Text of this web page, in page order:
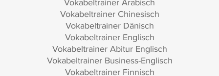
Vokabeltrainer Chinesisch
Vokabeltrainer Dänisch
Vokabeltrainer Englisch
Vokabeltrainer Abitur Englisch
Vokabeltrainer Business-Englisch
Vokabeltrainer Finnisch